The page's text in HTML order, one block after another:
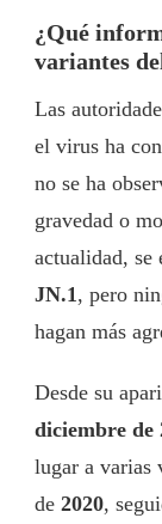
¿Qué
variantes
Las
el virus ha
no se ha
gravedad o
actualidad, se
JN.1, pero
hagan más
Desde su
diciembre de
lugar a varias
de 2020,